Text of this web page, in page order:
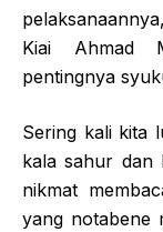
Kiai Ahmad
pentingnya
Sering kali kita
kala sahur dan
nikmat
yang notabene